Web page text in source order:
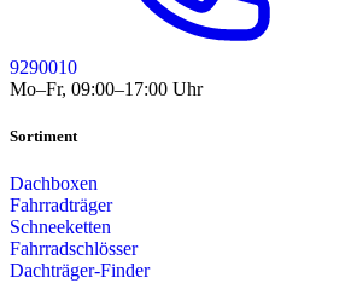
9290010
Mo–Fr, 09:00–17:00 Uhr
Sortiment
Dachboxen
Fahrradträger
Schneeketten
Fahrradschlösser
Dachträger-Finder